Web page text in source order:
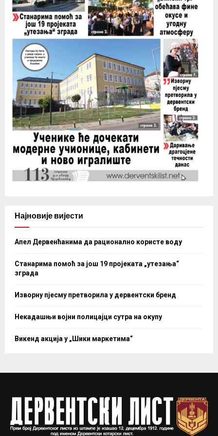
Најновије вијести
Апел Дервенћанима да рационално користе воду
Станарима помоћ за још 19 пројеката „утезања“
зграда
Изворну пјесму претворила у дервентски бренд
Некадашњи војни полицајци сутра на окупу
Викенд акција у „Шики маркетима“